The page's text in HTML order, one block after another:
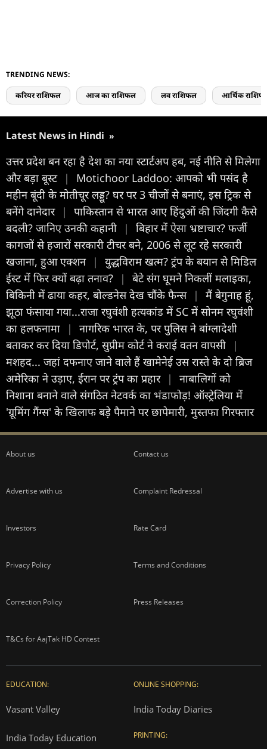
TRENDING NEWS:
करियर राशिफल आज का राशिफल लव राशिफल आर्थिक
Latest News in Hindi »
उत्तर प्रदेश बन रहा है देश का नया स्टार्टअप हब, नई नीति से मिलेगा
और बड़ा बूस्ट |
Motichoor Laddoo: आपको भी पसंद है
महीन बूंदी के मोतीचूर लड्डू? घर पर 3 चीजों से बनाएं, इस ट्रिक से
बनेंगे दानेदार |
पाकिस्तान से भारत आए हिंदुओं की जिंदगी कैसे
बदली? जानिए उनकी कहानी
|
बिहार में ऐसा भ्रष्टाचार? फर्जी
कागजों से हजारों सरकारी टीचर बने, 2006 से लूट रहे सरकारी
खजाना, हुआ एक्शन |
युद्धविराम खत्म? ट्रंप के बयान से मिडिल
ईस्ट में फिर क्यों बढ़ा तनाव?
|
बेटे संग घूमने निकलीं मलाइका,
बिकिनी में ढाया कहर, बोल्डनेस देख चौंके फैन्स |
मैं बेगुनाह हूं,
झूठा फंसाया गया...राजा रघुवंशी हत्यकांड में SC में सोनम रघुवंशी
का हलफनामा
|
नागरिक भारत के, पर पुलिस ने बांग्लादेशी
बताकर कर दिया डिपोर्ट, सुप्रीम कोर्ट ने कराई वतन वापसी
|
मशहद... जहां दफनाए जाने वाले हैं खामेनेई उस रास्ते के दो ब्रिज
अमेरिका ने उड़ाए, ईरान पर ट्रंप का प्रहार |
नाबालिगों को
निशाना बनाने वाले संगठित नेटवर्क का भंडाफोड़! ऑस्ट्रेलिया में
'ग्रूमिंग गैंग्स' के खिलाफ बड़े पैमाने पर छापेमारी, मुस्तफा गिरफ्तार
About us Contact us
Advertise with us Complaint Redressal
Investors Rate Card
Privacy Policy Terms and Conditions
Correction Policy Press Releases
T&Cs for AajTak HD Contest
EDUCATION:
Vasant Valley
India Today Education
ONLINE SHOPPING:
India Today Diaries
PRINTING: